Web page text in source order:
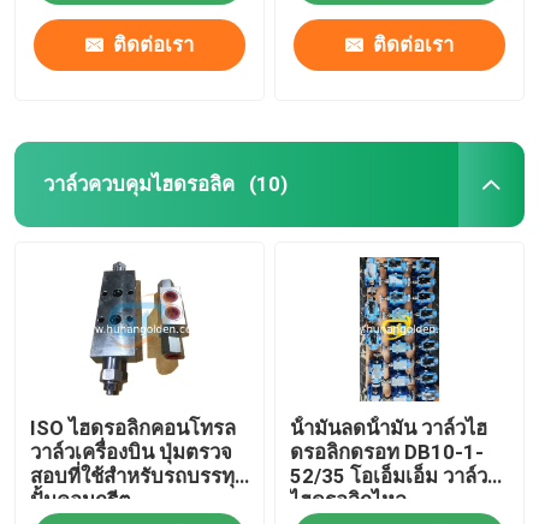
ติดต่อเรา ติดต่อเรา
วาล์วควบคุมไฮดรอลิค (10)
ISO ไฮดรอลิกคอนโทรล
วาล์วเครื่องบิน ปุ่มตรวจ
สอบที่ใช้สําหรับรถบรรทุก
ปั้มคอนกรีต
น้ํามันลดน้ํามัน วาล์วไฮ
ดรอลิกดรอท DB10-1-
52/35 โอเอ็มเอ็ม วาล์ว
ไฮดรอลิกไหล